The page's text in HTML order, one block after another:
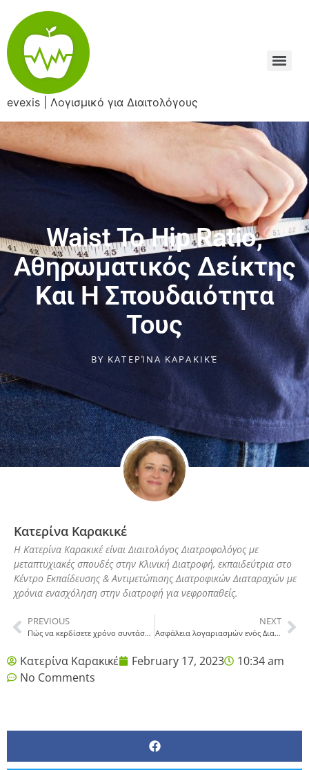
evexis | Λογισμικό για Διαιτολόγους
Waist To Hip Ratio,
Αθηρωματικός Δείκτης
Και Η Σπουδαιότητα
Τους
BY ΚΑΤΕΡΊΝΑ ΚΑΡΑΚΙΚΈ
Κατερίνα Καρακικέ
Η Κατερίνα Καρακικέ είναι Διαιτολόγος Διατροφολόγος με
μεταπτυχιακές σπουδές στην Κλινική Διατροφή, εκπαιδεύτρια στο
Κέντρο Εκπαίδευσης & Αντιμετώπισης Διατροφικών Διαταραχών με
χρόνια ενασχόληση στην διατροφή για νεφροπαθείς.
PREVIOUS
Πώς να κερδίσετε χρόνο συντάσσοντας ένα διαιτολόγιο
NEXT
Ασφάλεια λογαριασμών ενός Διαιτολογικού γραφείου
Κατερίνα Καρακικέ February 17, 2023
10:34 am
No Comments